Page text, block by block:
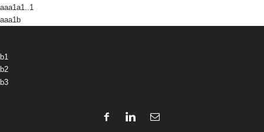
aaa1a1..1
aaa1b
b1
b2
b3